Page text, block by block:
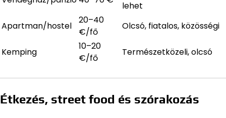
lehet
Apartman/hostel
20–40
€/fő
Olcsó, fiatalos, közösségi
Kemping
10–20
€/fő
Természetközeli, olcsó
Étkezés, street food és szórakozás